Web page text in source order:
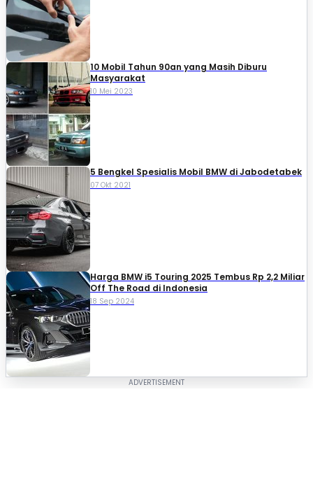
10 Mobil Tahun 90an yang Masih Diburu
Masyarakat
10 Mei 2023
5 Bengkel Spesialis Mobil BMW di Jabodetabek
07 Okt 2021
Harga BMW i5 Touring 2025 Tembus Rp 2,2 Miliar
Off The Road di Indonesia
18 Sep 2024